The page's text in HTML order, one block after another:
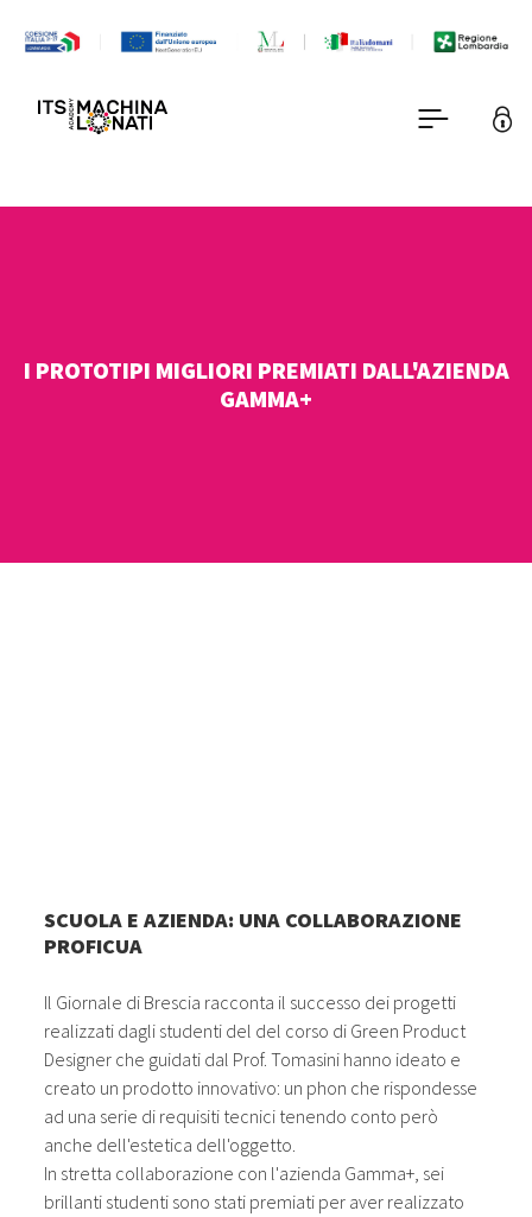
I PROTOTIPI MIGLIORI PREMIATI DALL'AZIENDA
GAMMA+
SCUOLA E AZIENDA: UNA COLLABORAZIONE
PROFICUA
Il Giornale di Brescia racconta il successo dei progetti
realizzati dagli studenti del del corso di Green Product
Designer che guidati dal Prof. Tomasini hanno ideato e
creato un prodotto innovativo: un phon che rispondesse
ad una serie di requisiti tecnici tenendo conto però
anche dell'este­tica dell'oggetto.
In stretta collaborazione con l'azienda Gamma+, sei
brillanti studenti sono stati premiati per aver realizzato